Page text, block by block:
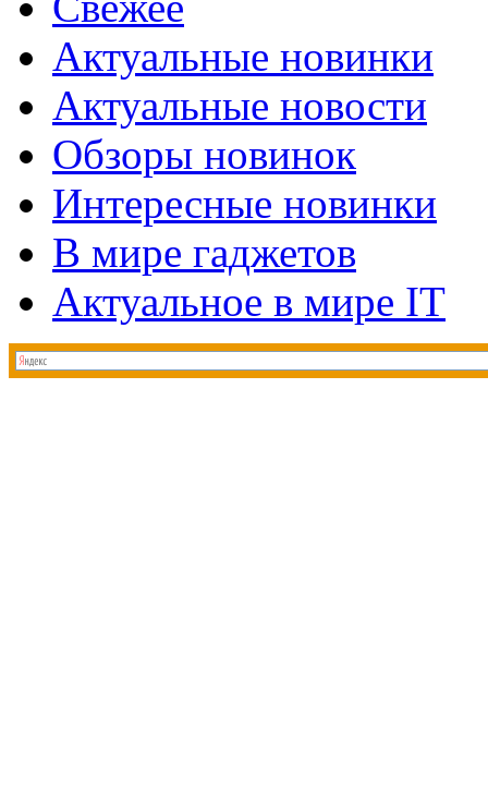
Актуальные новинки
Актуальные новости
Обзоры новинок
Интересные новинки
В мире гаджетов
Актуальное в мире IT